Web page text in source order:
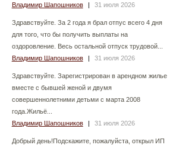
Владимир Шапошников
| 31 июля 2026
Здравствуйте. За 2 года я брал отпус всего 4 дня
для того, что бы получить выплаты на
оздоровление. Весь остальной отпуск трудовой...
Владимир Шапошников
| 31 июля 2026
Здравствуйте. Зарегистрирован в арендном жилье
вместе с бывшей женой и двумя
совершеннолетними детьми с марта 2008
года.Жильё...
Владимир Шапошников
| 31 июля 2026
Добрый день!Подскажите, пожалуйста, открыл ИП